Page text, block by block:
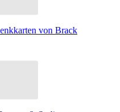
von Brack